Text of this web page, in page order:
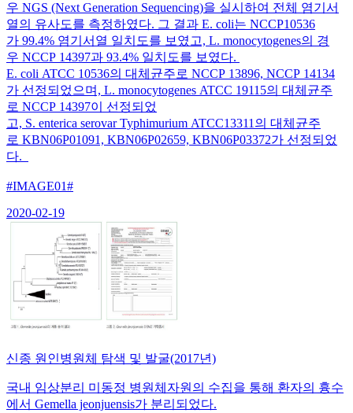
우 NGS (Next Generation Sequencing)을 실시하여 전체 염기서
열의 유사도를 측정하였다. 그 결과 E. coli는 NCCP10536
가 99.4% 염기서열 일치도를 보였고, L. monocytogenes의 경
우 NCCP 14397과 93.4% 일치도를 보였다.
E. coli ATCC 10536의 대체균주로 NCCP 13896, NCCP 14134
가 선정되었으며, L. monocytogenes ATCC 19115의 대체균주
로 NCCP 14397이 선정되었
고, S. enterica serovar Typhimurium ATCC13311의 대체균주
로 KBN06P01091, KBN06P02659, KBN06P03372가 선정되었
다.
#IMAGE01#
2020-02-19
신종 원인병원체 탐색 및 발굴(2017년)
국내 임상분리 미동정 병원체자원의 수집을 통해 환자의 흉수
에서 Gemella jeonjuensis가 분리되었다.